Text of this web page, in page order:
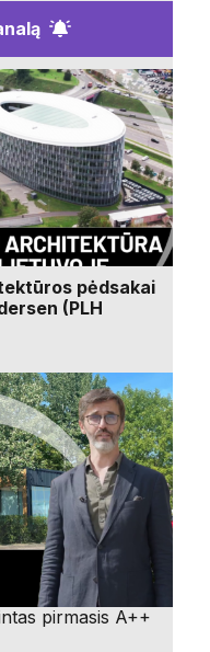
pėdsakai
(PLH
pirmasis A++